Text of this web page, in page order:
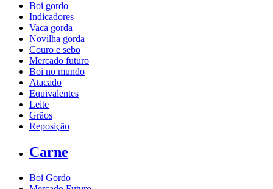
Boi gordo
Indicadores
Vaca gorda
Novilha gorda
Couro e sebo
Mercado futuro
Boi no mundo
Atacado
Equivalentes
Leite
Grãos
Reposição
Carne
Boi Gordo